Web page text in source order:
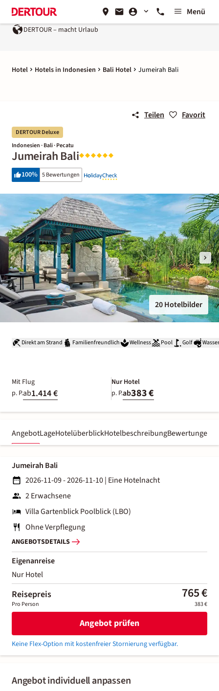
Menü
– macht Urlaub Ein Unternehmen der
Hotel Hotels in Indonesien Bali Hotel Jumeirah Bali
Teilen Favorit
DERTOUR Deluxe
Indonesien · Bali · Pecatu
Jumeirah Bali
100% 5 Bewertungen
20 Hotelbilder
Direkt am Strand Familienfreundlich Wellness Pool Golf
Mit Flug
p. P.ab1.414 €
Nur Hotel
p. P.ab383 €
AngebotLageHotelüberblickHotelbeschreibungBewertungen
Angebot individuell anpassen
Jumeirah Bali
2026-11-09 - 2026-11-10| Eine Hotelnacht
2 Erwachsene
Villa Gartenblick Poolblick (LBO)
Ohne Verpflegung
ANGEBOTSDETAILS
Eigenanreise
Nur Hotel
Reisepreis 765 €
Pro Person 383 €
Angebot prüfen
Keine Flex-Option mit kostenfreier Stornierung verfügbar.